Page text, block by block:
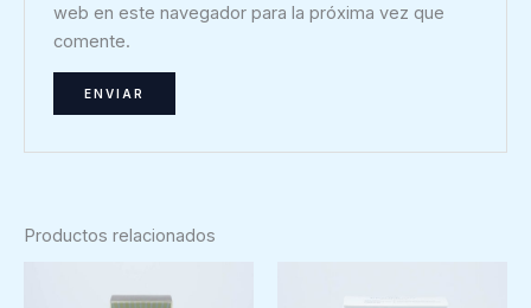
web en este navegador para la próxima vez que
comente.
Productos relacionados